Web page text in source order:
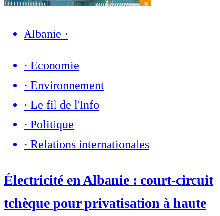
Albanie ·
· Economie
· Environnement
· Le fil de l'Info
· Politique
· Relations internationales
Électricité en Albanie : court-circuit
tchèque pour privatisation à haute